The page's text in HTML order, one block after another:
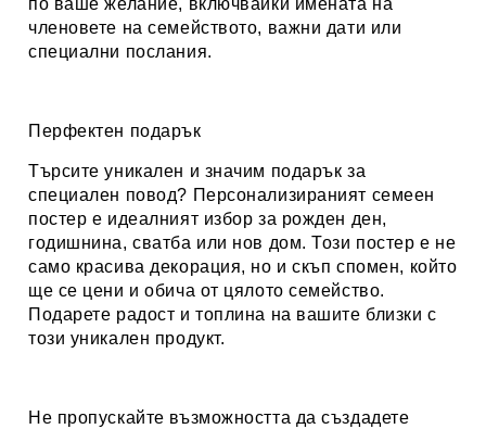
по ваше желание, включвайки имената на
членовете на семейството, важни дати или
специални послания.
Перфектен подарък
Търсите уникален и значим подарък за
специален повод? Персонализираният семеен
постер е идеалният избор за рожден ден,
годишнина, сватба или нов дом. Този постер е не
само красива декорация, но и скъп спомен, който
ще се цени и обича от цялото семейство.
Подарете радост и топлина на вашите близки с
този уникален продукт.
Не пропускайте възможността да създадете